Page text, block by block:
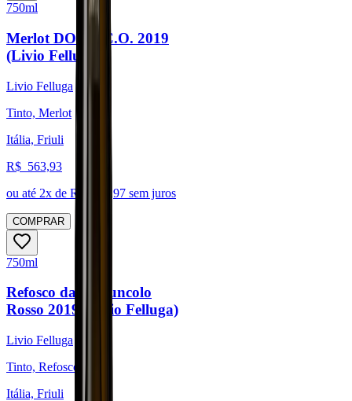
750ml
Merlot DOC F.C.O. 2019
(Livio Felluga)
Livio Felluga
Tinto, Merlot
Itália, Friuli
R$ 563,93
ou até 2x de R$ 281,97 sem juros
COMPRAR
750ml
Refosco dal Peduncolo
Rosso 2019 (Livio Felluga)
Livio Felluga
Tinto, Refosco
Itália, Friuli